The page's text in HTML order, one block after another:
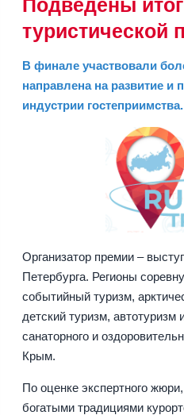
Подведены
туристической
В финале участвовали
направлена на развитие и
индустрии гостеприимства.
Организатор премии –
Петербурга. Регионы
событийный туризм,
детский туризм,
санаторного и
Крым.
По оценке экспертного
богатыми традициями